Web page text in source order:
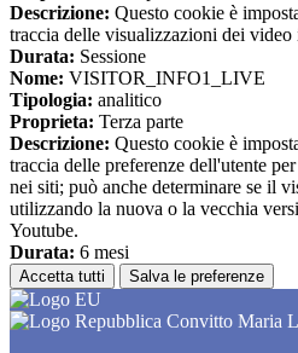
Descrizione: Questo cookie è
traccia delle visualizzazioni dei video
Durata: Sessione
Nome: VISITOR_INFO1_LIVE
Tipologia: analitico
Proprieta: Terza parte
Descrizione: Questo cookie è
traccia delle preferenze dell'utente
nei siti; può anche determinare se il
utilizzando la nuova o la vecchia
Youtube.
Durata: 6 mesi
Accetta tutti Salva le preferenze
Convitto Maria